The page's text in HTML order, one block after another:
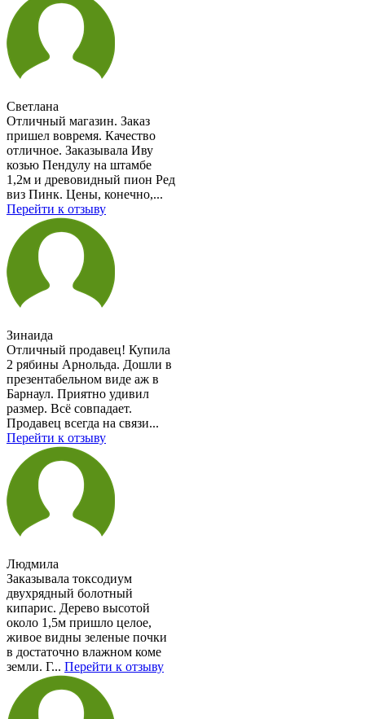
Светлана
Отличный магазин. Заказ
пришел вовремя. Качество
отличное. Заказывала Иву
козью Пендулу на штамбе
1,2м и древовидный пион Ред
виз Пинк. Цены, конечно,...
Перейти к отзыву
Зинаида
Отличный продавец! Купила
2 рябины Арнольда. Дошли в
презентабельном виде аж в
Барнаул. Приятно удивил
размер. Всё совпадает.
Продавец всегда на связи...
Перейти к отзыву
Людмила
Заказывала токсодиум
двухрядный болотный
кипарис. Дерево высотой
около 1,5м пришло целое,
живое видны зеленые почки
в достаточно влажном коме
земли. Г... Перейти к отзыву